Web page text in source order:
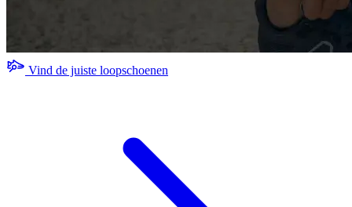
Vind de juiste loopschoenen